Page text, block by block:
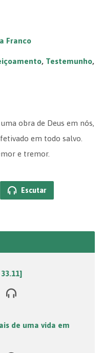
Franco
, Testemunho,
obra de Deus em nós,
em todo salvo.
e tremor.
Escutar
de uma vida em